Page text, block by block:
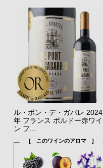
ル・ポン・デ・ガバレ 2024
年 フランス ボルドー赤ワイ
ン フ...
[ このワインのアロマ ]